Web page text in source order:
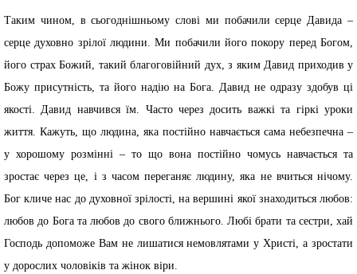
Таким чином, в сьогоднішньому слові ми побачили серце Давида –
серце духовно зрілої людини. Ми побачили його покору перед Богом,
його страх Божий, такий благоговійний дух, з яким Давид приходив у
Божу присутність, та його надію на Бога. Давид не одразу здобув ці
якості. Давид навчився їм. Часто через досить важкі та гіркі уроки
життя. Кажуть, що людина, яка постійно навчається сама небезпечна –
у хорошому розмінні – то що вона постійно чомусь навчається та
зростає через це, і з часом переганяє людину, яка не вчиться нічому.
Бог кличе нас до духовної зрілості, на вершині якої знаходиться любов:
любов до Бога та любов до свого ближнього. Любі брати та сестри, хай
Господь допоможе Вам не лишатися немовлятами у Христі, а зростати
у дорослих чоловіків та жінок віри.